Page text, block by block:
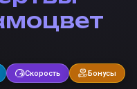
Скорость Бонусы